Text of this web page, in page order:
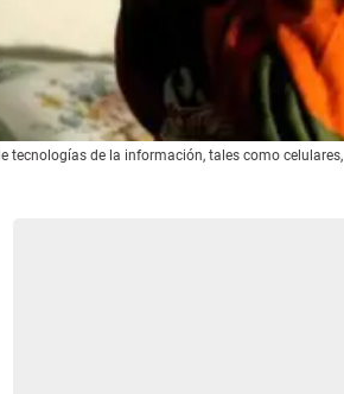
tecnologías de la información, tales como celulares,